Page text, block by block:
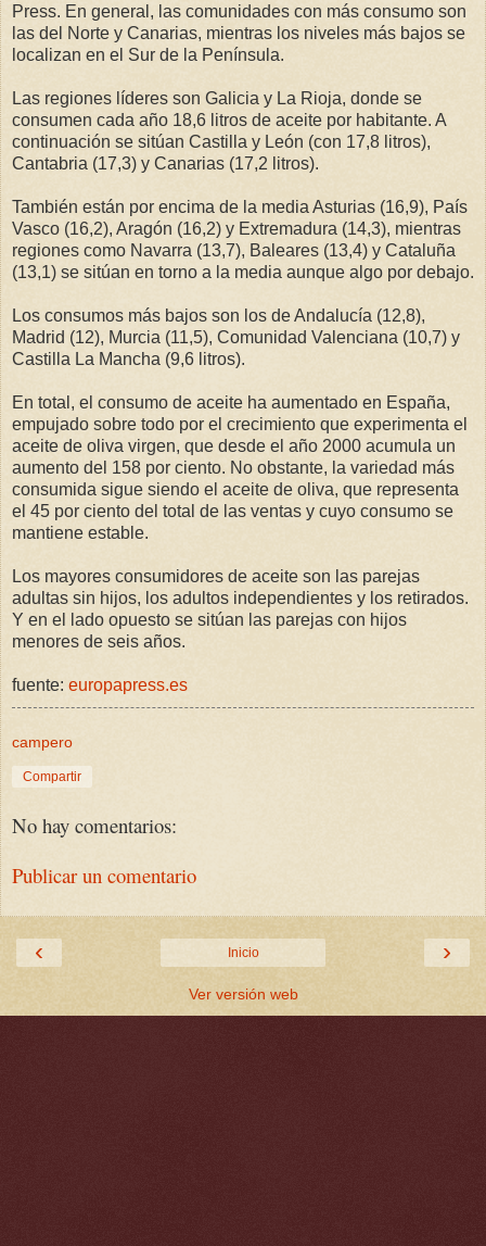
Press. En general, las comunidades con más consumo son
las del Norte y Canarias, mientras los niveles más bajos se
localizan en el Sur de la Península.
Las regiones líderes son Galicia y La Rioja, donde se
consumen cada año 18,6 litros de aceite por habitante. A
continuación se sitúan Castilla y León (con 17,8 litros),
Cantabria (17,3) y Canarias (17,2 litros).
También están por encima de la media Asturias (16,9), País
Vasco (16,2), Aragón (16,2) y Extremadura (14,3), mientras
regiones como Navarra (13,7), Baleares (13,4) y Cataluña
(13,1) se sitúan en torno a la media aunque algo por debajo.
Los consumos más bajos son los de Andalucía (12,8),
Madrid (12), Murcia (11,5), Comunidad Valenciana (10,7) y
Castilla La Mancha (9,6 litros).
En total, el consumo de aceite ha aumentado en España,
empujado sobre todo por el crecimiento que experimenta el
aceite de oliva virgen, que desde el año 2000 acumula un
aumento del 158 por ciento. No obstante, la variedad más
consumida sigue siendo el aceite de oliva, que representa
el 45 por ciento del total de las ventas y cuyo consumo se
mantiene estable.
Los mayores consumidores de aceite son las parejas
adultas sin hijos, los adultos independientes y los retirados.
Y en el lado opuesto se sitúan las parejas con hijos
menores de seis años.
fuente: europapress.es
campero
Compartir
No hay comentarios:
Publicar un comentario
‹ ›
Inicio
Ver versión web